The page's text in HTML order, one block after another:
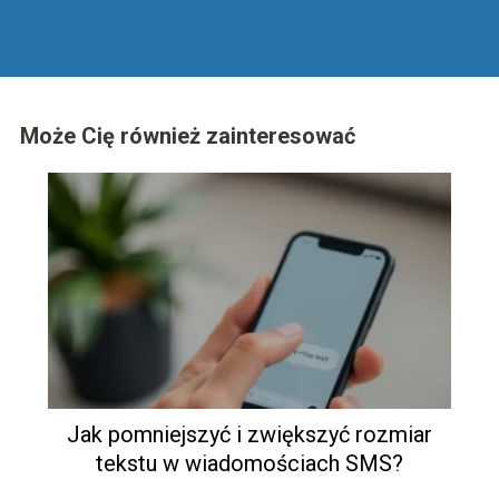
Może Cię również zainteresować
Jak pomniejszyć i zwiększyć rozmiar
tekstu w wiadomościach SMS?